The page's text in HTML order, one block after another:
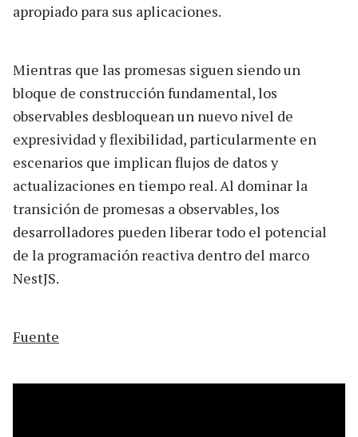
apropiado para sus aplicaciones.
Mientras que las promesas siguen siendo un
bloque de construcción fundamental, los
observables desbloquean un nuevo nivel de
expresividad y flexibilidad, particularmente en
escenarios que implican flujos de datos y
actualizaciones en tiempo real. Al dominar la
transición de promesas a observables, los
desarrolladores pueden liberar todo el potencial
de la programación reactiva dentro del marco
NestJS.
Fuente